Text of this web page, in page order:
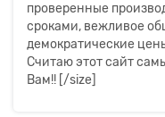
проверенные
сроками, вежливое
демократические
Считаю этот сайт
Вам!! [/size]